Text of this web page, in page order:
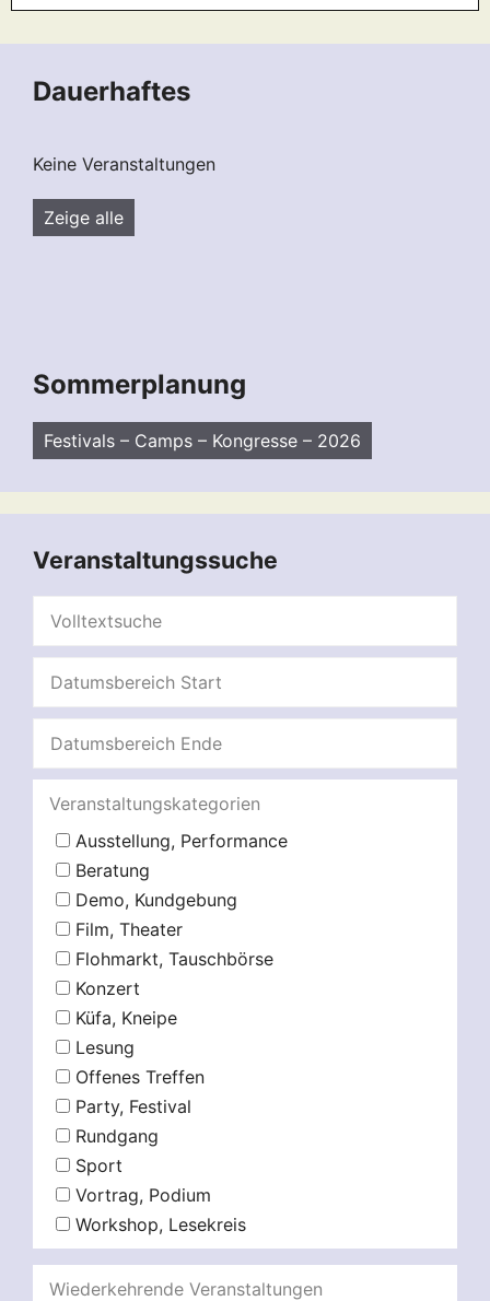
Dauerhaftes
Keine Veranstaltungen
Zeige alle
Sommerplanung
Festivals – Camps – Kongresse – 2026
Veranstaltungssuche
Veranstaltungskategorien
Ausstellung, Performance
Beratung
Demo, Kundgebung
Film, Theater
Flohmarkt, Tauschbörse
Konzert
Küfa, Kneipe
Lesung
Offenes Treffen
Party, Festival
Rundgang
Sport
Vortrag, Podium
Workshop, Lesekreis
Wiederkehrende Veranstaltungen